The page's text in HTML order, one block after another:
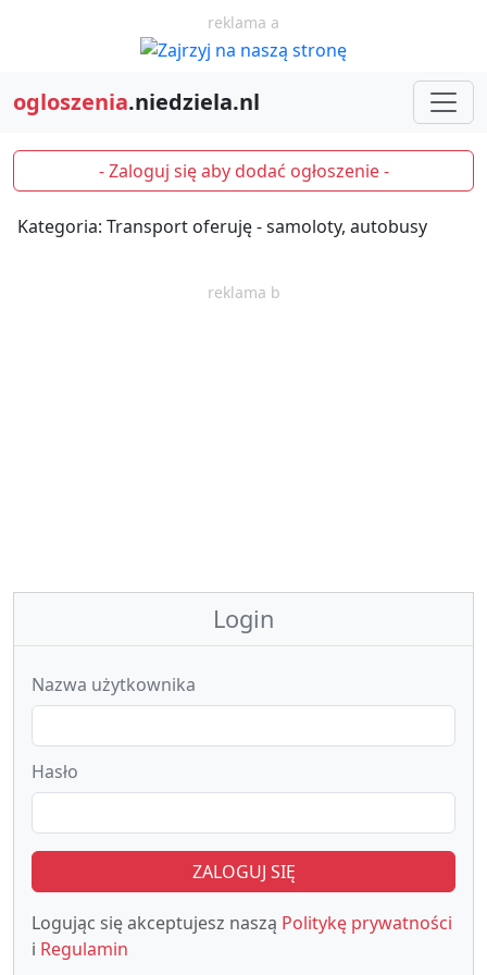
reklama a
ogloszenia.niedziela.nl
- Zaloguj się aby dodać ogłoszenie -
Kategoria: Transport oferuję - samoloty, autobusy
reklama b
Login
Nazwa użytkownika
Hasło
ZALOGUJ SIĘ
Logując się akceptujesz naszą Politykę prywatności
i Regulamin